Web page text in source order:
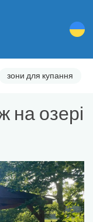
зони для купання
на озері